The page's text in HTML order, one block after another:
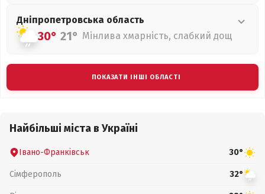
Дніпропетровська область
30° 21° Мінлива хмарність, слабкий дощ
ПОКАЗАТИ ІНШІ ОБЛАСТІ
Найбільші міста в Україні
Івано-Франківськ 30°
Сімферополь 32°